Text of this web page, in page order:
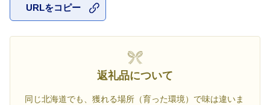
URLをコピー
返礼品について
同じ北海道でも、獲れる場所（育った環境）で味は違いま